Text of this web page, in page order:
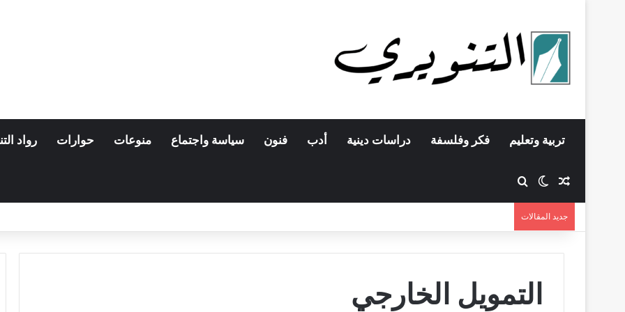
تربية وتعليم فكر وفلسفة دراسات دينية أدب فنون سياسة واجتماع منوعات حوارات رواد
مقال عشوائي
الوضع المظلم
جديد المقالات
التمويل الخارجي